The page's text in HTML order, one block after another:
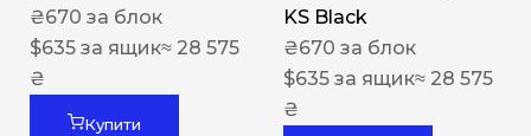
₴670 за блок
$635 за ящик≈ 28 575
₴
Купити
KS Black
₴670 за блок
$635 за ящик≈ 28 575
₴